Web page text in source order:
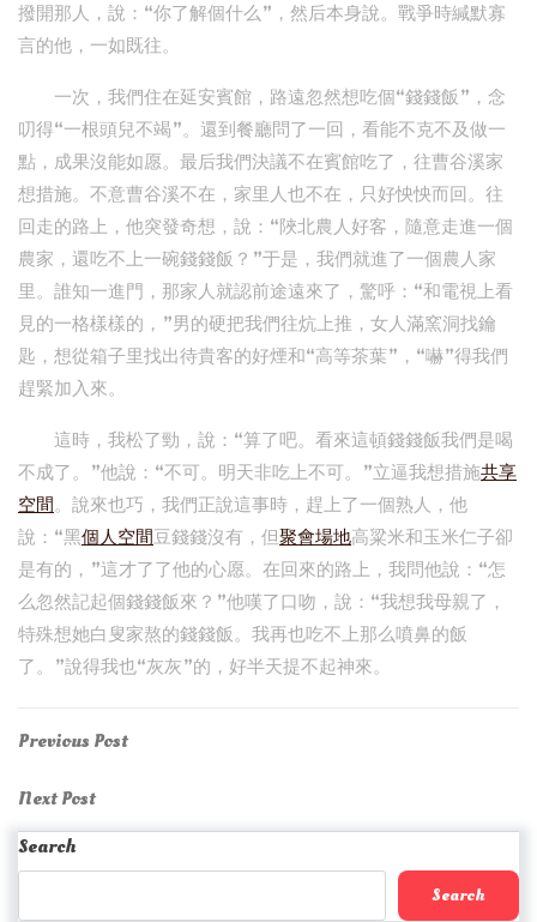
撥開那人，說：“你了解個什么”，然后本身說。戰爭時緘默寡
言的他，一如既往。
一次，我們住在延安賓館，路遠忽然想吃個“錢錢飯”，念
叨得“一根頭兒不竭”。還到餐廳問了一回，看能不克不及做一
點，成果沒能如愿。最后我們決議不在賓館吃了，往曹谷溪家
想措施。不意曹谷溪不在，家里人也不在，只好怏怏而回。往
回走的路上，他突發奇想，說：“陜北農人好客，隨意走進一個
農家，還吃不上一碗錢錢飯？”于是，我們就進了一個農人家
里。誰知一進門，那家人就認前途遠來了，驚呼：“和電視上看
見的一格樣樣的，”男的硬把我們往炕上推，女人滿窯洞找鑰
匙，想從箱子里找出待貴客的好煙和“高等茶葉”，“嚇”得我們
趕緊加入來。
這時，我松了勁，說：“算了吧。看來這頓錢錢飯我們是喝
不成了。”他說：“不可。明天非吃上不可。”立逼我想措施共享
空間。說來也巧，我們正說這事時，趕上了一個熟人，他
說：“黑個人空間豆錢錢沒有，但聚會場地高粱米和玉米仁子卻
是有的，”這才了了他的心愿。在回來的路上，我問他說：“怎
么忽然記起個錢錢飯來？”他嘆了口吻，說：“我想我母親了，
特殊想她白叟家熬的錢錢飯。我再也吃不上那么噴鼻的飯
了。”說得我也“灰灰”的，好半天提不起神來。
Post
navigation
Previous
Previous Post
Next
Post
Next Post
Search
Search